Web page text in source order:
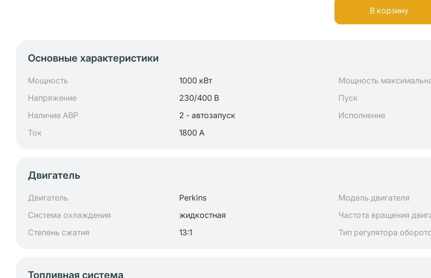
В корзину
Основные характеристики
Мощность 1000 кВт Мощность
Напряжение
230/400 В Пуск
Наличие АВР
2 - автозапуск Исполнение
Ток
1800 А
Двигатель
Двигатель Perkins Модель двигателя
Система охлаждения
жидкостная Частота вращения
Степень сжатия
13:1 Тип регулятора
Топливная система